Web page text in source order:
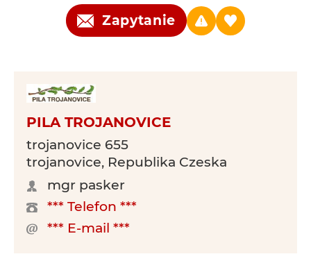
Zapytanie
PILA TROJANOVICE
trojanovice 655
trojanovice, Republika Czeska
mgr pasker
*** Telefon ***
*** E-mail ***